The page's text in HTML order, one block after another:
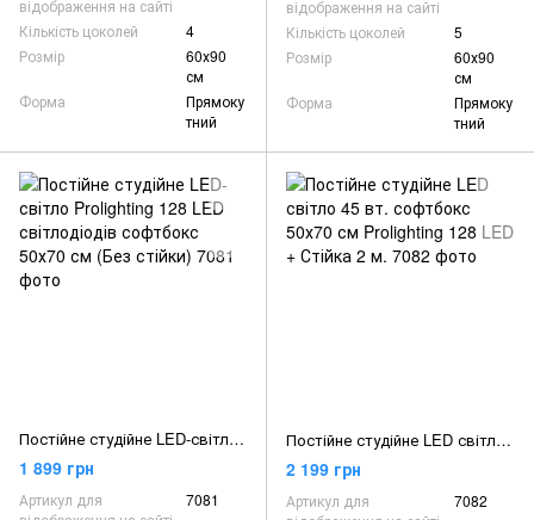
відображення на сайті
Кількість цоколей
4
Розмір
60х90
см
Форма
Прямоку
тний
відображення на сайті
Кількість цоколей
5
Розмір
60х90
см
Форма
Прямоку
тний
Постійне студійне LED-світло Prolighting 128 LED світлодіодів софтбокс 50х70 см (Без стійки)
1 899 грн
Артикул для
7081
Постійне студійне LED світло 45 вт. софтбокс 50х70 см Prolighting 128 LED + Стійка 2 м.
2 199 грн
Артикул для
7082